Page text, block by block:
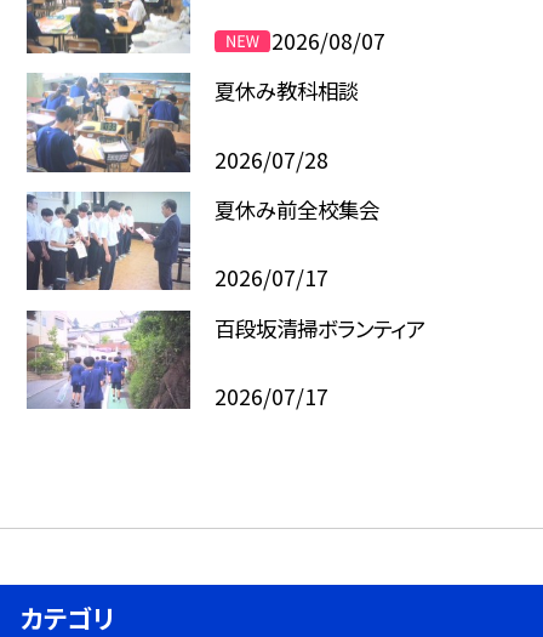
2026/08/07
夏休み教科相談
2026/07/28
夏休み前全校集会
2026/07/17
百段坂清掃ボランティア
2026/07/17
カテゴリ